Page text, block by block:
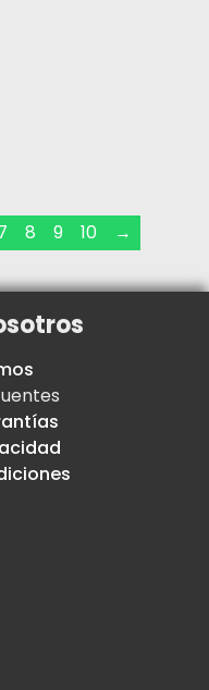
8 9 10 →